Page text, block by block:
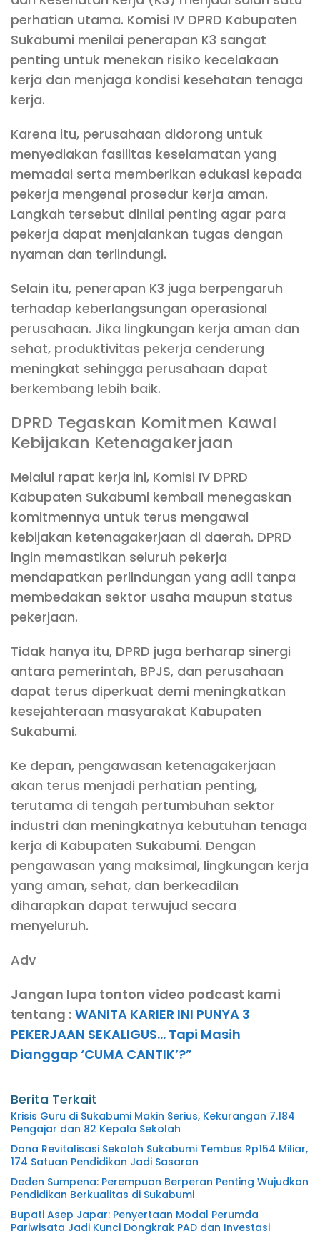
perhatian utama. Komisi IV DPRD Kabupaten
Sukabumi menilai penerapan K3 sangat
penting untuk menekan risiko kecelakaan
kerja dan menjaga kondisi kesehatan tenaga
kerja.
Karena itu, perusahaan didorong untuk
menyediakan fasilitas keselamatan yang
memadai serta memberikan edukasi kepada
pekerja mengenai prosedur kerja aman.
Langkah tersebut dinilai penting agar para
pekerja dapat menjalankan tugas dengan
nyaman dan terlindungi.
Selain itu, penerapan K3 juga berpengaruh
terhadap keberlangsungan operasional
perusahaan. Jika lingkungan kerja aman dan
sehat, produktivitas pekerja cenderung
meningkat sehingga perusahaan dapat
berkembang lebih baik.
DPRD Tegaskan Komitmen Kawal
Kebijakan Ketenagakerjaan
Melalui rapat kerja ini, Komisi IV DPRD
Kabupaten Sukabumi kembali menegaskan
komitmennya untuk terus mengawal
kebijakan ketenagakerjaan di daerah. DPRD
ingin memastikan seluruh pekerja
mendapatkan perlindungan yang adil tanpa
membedakan sektor usaha maupun status
pekerjaan.
Tidak hanya itu, DPRD juga berharap sinergi
antara pemerintah, BPJS, dan perusahaan
dapat terus diperkuat demi meningkatkan
kesejahteraan masyarakat Kabupaten
Sukabumi.
Ke depan, pengawasan ketenagakerjaan
akan terus menjadi perhatian penting,
terutama di tengah pertumbuhan sektor
industri dan meningkatnya kebutuhan tenaga
kerja di Kabupaten Sukabumi. Dengan
pengawasan yang maksimal, lingkungan kerja
yang aman, sehat, dan berkeadilan
diharapkan dapat terwujud secara
menyeluruh.
Adv
Jangan lupa tonton video podcast kami
tentang : WANITA KARIER INI PUNYA 3
PEKERJAAN SEKALIGUS… Tapi Masih
Dianggap ‘CUMA CANTIK’?”
Berita Terkait
Krisis Guru di Sukabumi Makin Serius, Kekurangan 7.184
Pengajar dan 82 Kepala Sekolah
Dana Revitalisasi Sekolah Sukabumi Tembus Rp154 Miliar,
174 Satuan Pendidikan Jadi Sasaran
Deden Sumpena: Perempuan Berperan Penting Wujudkan
Pendidikan Berkualitas di Sukabumi
Bupati Asep Japar: Penyertaan Modal Perumda
Pariwisata Jadi Kunci Dongkrak PAD dan Investasi